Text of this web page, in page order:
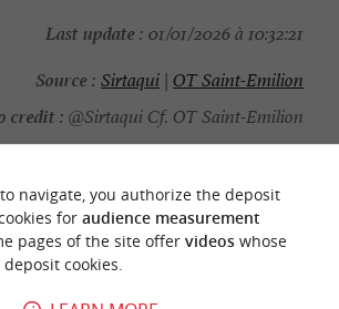
Last update : 01/01/2026 à 10:32:21
Source : Sirtaqui | OT Saint-Emilion
credit : @Sirtaqui Cf. OT Saint-Emilion
WILL LIKEALSO
navigate, you authorize the deposit
for audience measurement
pages of the site offer videoswhose
cookies.